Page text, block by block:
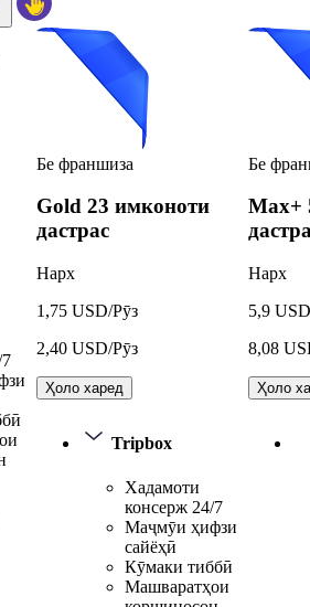
Бе франшиза
Gold 23 имконоти
дастрас
Нарх
1,75 USD/Рӯз
2,40 USD/Рӯз
Ҳоло харед
Tripbox
Хадамоти
консерж 24/7
Маҷмӯи ҳифзи
сайёҳӣ
Кӯмаки тиббӣ
Машваратҳои
Бе
Max+
Нарх
5,9
8,08
Ҳоло